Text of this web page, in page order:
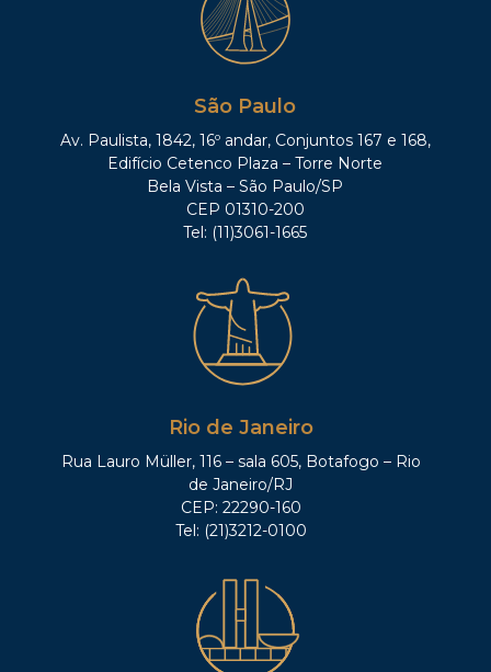
São Paulo
Av. Paulista, 1842, 16º andar, Conjuntos 167 e 168,
Edifício Cetenco Plaza – Torre Norte
Bela Vista – São Paulo/SP
CEP 01310-200
Tel: (11)3061-1665
Rio de Janeiro
Rua Lauro Müller, 116 – sala 605, Botafogo – Rio
de Janeiro/RJ
CEP: 22290-160
Tel: (21)3212-0100